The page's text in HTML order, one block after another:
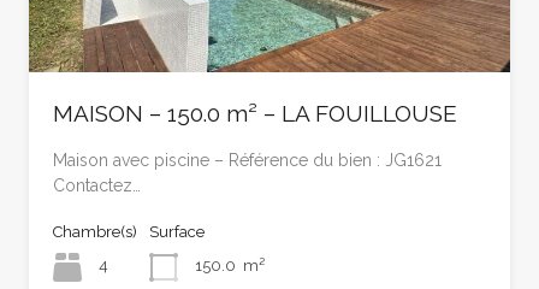
MAISON – 150.0 m² – LA FOUILLOUSE
Maison avec piscine – Référence du bien : JG1621
Contactez…
Chambre(s)
4
Surface
150.0 m²